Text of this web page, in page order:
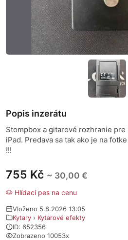
755 Kč ~ 30,00 €
🐶 Hlídací pes na cenu
Vloženo 5.8.2026 13:05
Kytary › Kytarové efekty
ID: 652356
Zobrazeno 10053x
Popis inzerátu
Stompbox a gitarové rozhranie
iPad. Predava sa tak ako je na
!!!